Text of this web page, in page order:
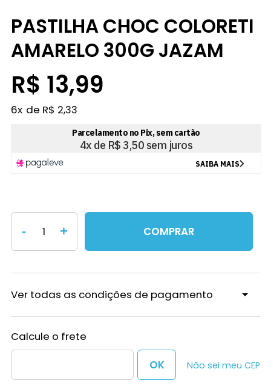
PASTILHA CHOC COLORETI
AMARELO 300G JAZAM
R$ 13,99
6x R$ 2,33
- + COMPRAR
Ver todas as condições de pagamento
Não sei meu CEP